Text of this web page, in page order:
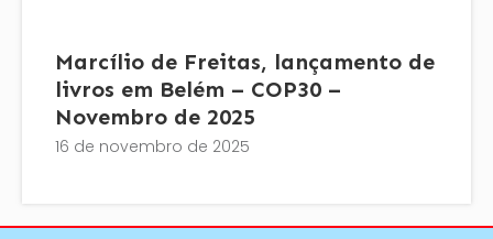
Marcílio de Freitas, lançamento de
livros em Belém – COP30 –
Novembro de 2025
16 de novembro de 2025